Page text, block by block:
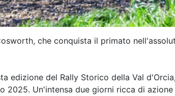
che conquista il primato
edizione del Rally Storico della Val
2025. Un'intensa due giorni ricca di